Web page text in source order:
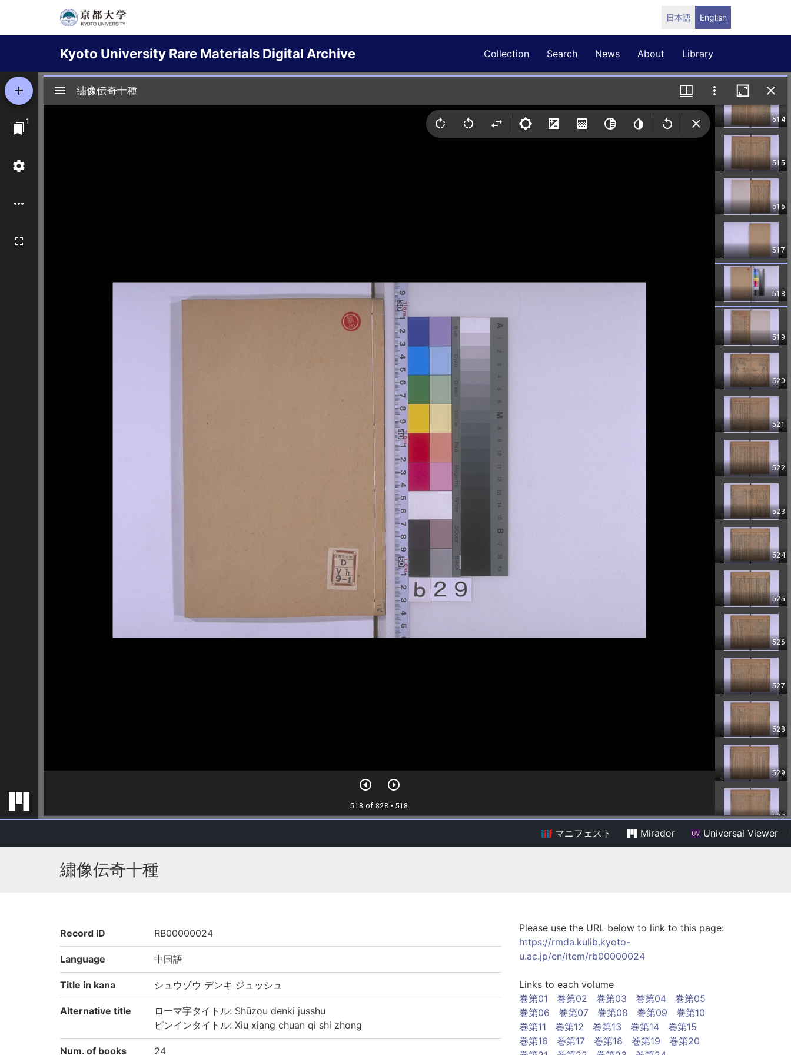
日本語 English
Kyoto University Rare Materials Digital Archive
navigation
Collection Search News About Library
マニフェスト Mirador Universal Viewer
繍像伝奇十種
Record ID RB00000024
Language 中国語
Title in kana シュウゾウ デンキ ジュッシュ
Alternative title
ローマ字タイトル: Shūzou denki jusshu
ピンインタイトル: Xiu xiang chuan qi shi zhong
Num. of books 24
Please use the URL below to link to this page:
https://rmda.kulib.kyoto-
u.ac.jp/en/item/rb00000024
Links to each volume
巻第01
巻第02 巻第03 巻第04
巻第05
巻第06
巻第07 巻第08 巻第09
巻第10
巻第11
巻第12 巻第13 巻第14
巻第15
巻第16
巻第17 巻第18 巻第19
巻第20